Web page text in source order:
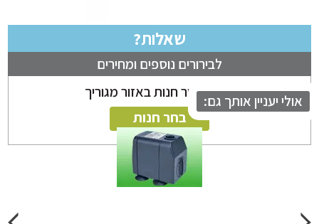
שאלות?
לבירורים נוספים ומחירים
ניתן לבחור חנות באזור מגוריך
בחר חנות
יעניין אותך גם: